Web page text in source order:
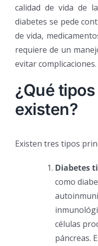
calidad de vida de
diabetes se pede
de vida,
requiere de un
evitar complicaciones.
¿Qué
existen?
Existen tres tipos
Diabetes
como
células
páncreas.